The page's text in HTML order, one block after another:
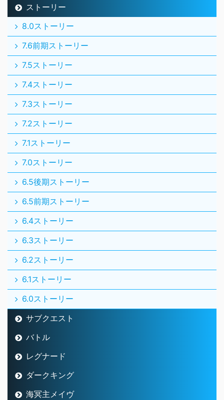
ストーリー
8.0ストーリー
7.6前期ストーリー
7.5ストーリー
7.4ストーリー
7.3ストーリー
7.2ストーリー
7.1ストーリー
7.0ストーリー
6.5後期ストーリー
6.5前期ストーリー
6.4ストーリー
6.3ストーリー
6.2ストーリー
6.1ストーリー
6.0ストーリー
サブクエスト
バトル
レグナード
ダークキング
海冥主メイヴ